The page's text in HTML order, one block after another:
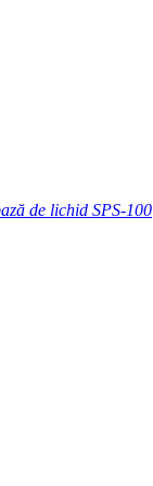
de lichid SPS-100